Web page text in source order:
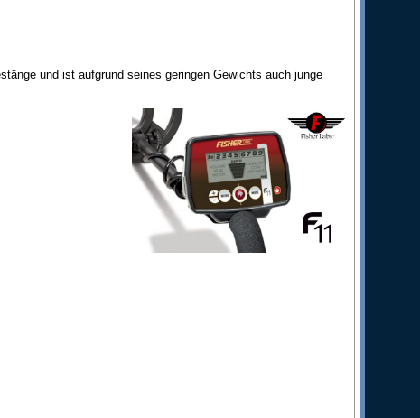
und ist aufgrund seines geringen Gewichts auch junge